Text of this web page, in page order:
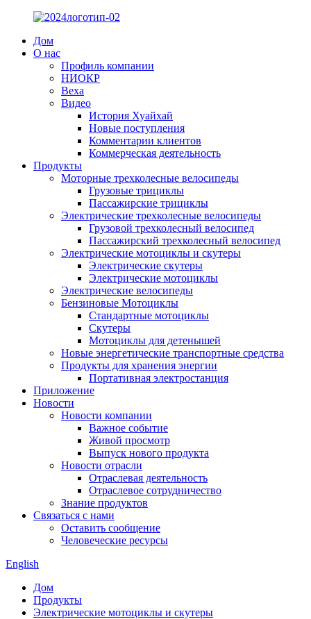
Дом
О нас
Профиль компании
НИОКР
Веха
Видео
История Хуайхай
Новые поступления
Комментарии клиентов
Коммерческая деятельность
Продукты
Моторные трехколесные велосипеды
Грузовые трициклы
Пассажирские трициклы
Электрические трехколесные велосипеды
Грузовой трехколесный велосипед
Пассажирский трехколесный велосипед
Электрические мотоциклы и скутеры
Электрические скутеры
Электрические мотоциклы
Электрические велосипеды
Бензиновые Мотоциклы
Стандартные мотоциклы
Скутеры
Мотоциклы для детенышей
Новые энергетические транспортные средства
Продукты для хранения энергии
Портативная электростанция
Приложение
Новости
Новости компании
Важное событие
Живой просмотр
Выпуск нового продукта
Новости отрасли
Отраслевая деятельность
Отраслевое сотрудничество
Знание продуктов
Связаться с нами
Оставить сообщение
Человеческие ресурсы
English
Дом
Продукты
Электрические мотоциклы и скутеры